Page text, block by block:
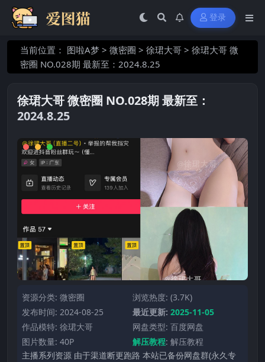
登录
当前位置： 图啦A梦 > 微密圈 > 徐珺大哥 > 徐珺大哥 微
密圈 NO.028期 最新至：2024.8.25
徐珺大哥 微密圈 NO.028期 最新至：
2024.8.25
资源分类: 微密圈
浏览热度: (3.7K)
发布时间: 2024-08-25
最近更新: 2025-11-05
作品模特: 徐珺大哥
网盘类型: 百度网盘
图片数量: 40P
解压教程: 解压教程
主播系列资源 由于渠道断更跑路 本站已备份网盘群(永久专